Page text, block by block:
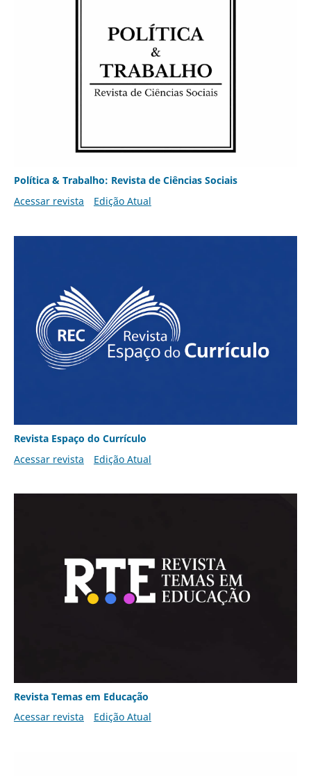
Política & Trabalho: Revista de Ciências Sociais
Acessar revista
Edição Atual
Revista Espaço do Currículo
Acessar revista
Edição Atual
Revista Temas em Educação
Acessar revista
Edição Atual